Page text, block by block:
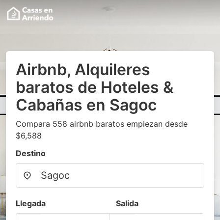
Airbnb, Alquileres
baratos de Hoteles &
Cabañas en Sagoc
Compara 558 airbnb baratos empiezan desde
$6,588
Destino
Llegada Salida